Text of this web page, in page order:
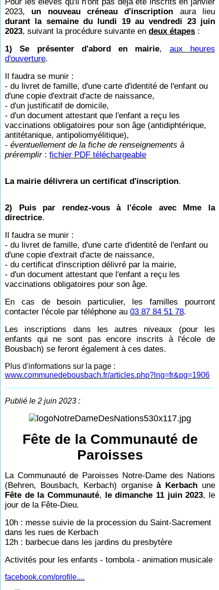
2023, un nouveau créneau d'inscription aura lieu
durant la semaine du lundi 19 au vendredi 23 juin
2023, suivant la procédure suivante endeux étapes :
1) Se présenter d'abord en mairie, aux heures
d'ouverture.
Il faudra se munir :
- du livret de famille, d'une carte d'identité de l'enfant ou
d'une copie d'extrait d'acte de naissance,
- d'un justificatif de domicile,
- d'un document attestant que l'enfant a reçu les
vaccinations obligatoires pour son âge (antidiphtérique,
antitétanique, antipoliomyélitique),
-éventuellement de la fiche de renseignements à
préremplir:fichier PDF téléchargeable
La mairie délivrera un certificat d'inscription.
2) Puis par rendez-vous à l'école avec Mme la
directrice.
Il faudra se munir :
- du livret de famille, d'une carte d'identité de l'enfant ou
d'une copie d'extrait d'acte de naissance,
- du certificat d'inscription délivré par la mairie,
- d'un document attestant que l'enfant a reçu les
vaccinations obligatoires pour son âge.
En cas de besoin particulier, les familles pourront
contacter l'école par téléphone au03 87 84 51 78.
Les inscriptions dans les autres niveaux (pour les
enfants qui ne sont pas encore inscrits à l'école de
Bousbach) se feront également à ces dates.
Plus d'informations sur la page :
www.communedebousbach.fr/articles.php?lng=fr&pg=1906
Publié le 2 juin 2023 :
Fête de la Communauté de
Paroisses
La Communauté de Paroisses Notre-Dame des Nations
(Behren, Bousbach, Kerbach) organiseà Kerbach une
Fête de la Communauté, le dimanche 11 juin 2023, le
jour de la Fête-Dieu.
10h : messe suivie de la procession du Saint-Sacrement
dans les rues de Kerbach
12h : barbecue dans les jardins du presbytère
Activités pour les enfants - tombola - animation musicale
facebook.com/profile....